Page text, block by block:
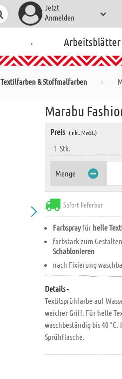
Jetzt
Anmelden
. Arbeitsblätter
Textilfarben & Stoffmalfarben
Marabu
Preis (inkl. MwSt.)
1Stk.
Menge
Sofort lieferbar
Farbsprayfür helle
farbstark zum
Schablonieren
nach Fixierung
Details -
Textilsprühfarbe auf
weicher Griff. Für helle
waschbeständig bis 40
Sprühflasche.